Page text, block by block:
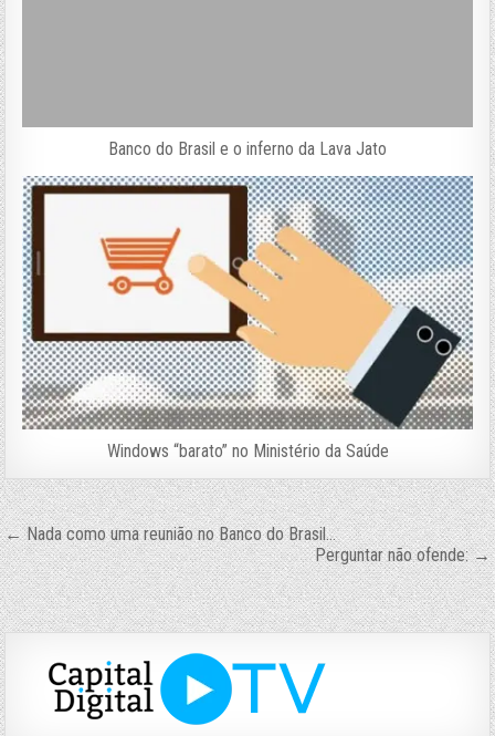
Banco do Brasil e o inferno da Lava Jato
Windows “barato” no Ministério da Saúde
Navegação
de
Post
← Nada como uma reunião no Banco do Brasil…
Perguntar não ofende: →